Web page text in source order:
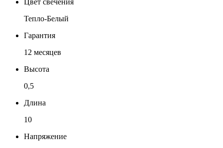
Тепло-Белый
Гарантия
12 месяцев
Высота
0,5
Длина
10
Напряжение